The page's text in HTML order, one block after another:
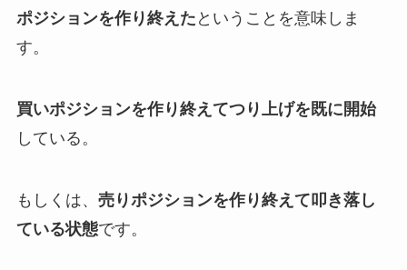
ポジションを作り終えた ということを意味しま
す。
買いポジションを作り終えてつり上げを既に開始
している。
もしくは、 売りポジションを作り終えて叩き落し
ている状態です。